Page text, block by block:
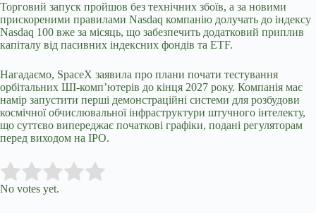
Торговий запуск пройшов без технічних збоїв, а за новими
прискореними правилами Nasdaq компанію долучать до індексу
Nasdaq 100 вже за місяць, що забезпечить додатковий приплив
капіталу від пасивних індексних фондів та ETF.
Нагадаємо, SpaceX заявила про плани почати тестування
орбітальних ШІ-комп’ютерів до кінця 2027 року. Компанія має
намір запустити перші демонстраційні системи для розбудови
космічної обчислювальної інфраструктури штучного інтелекту,
що суттєво випереджає початкові графіки, подані регуляторам
перед виходом на IPO.
Rate this item:
No votes yet.